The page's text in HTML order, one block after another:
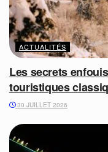
ACTUALITÉS
Les secrets
touristiques
30 JUILLET 2026